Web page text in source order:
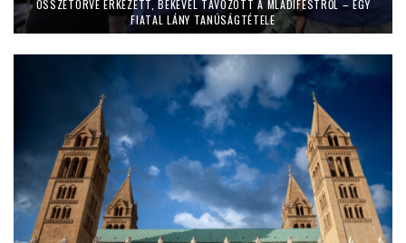
ÖSSZETÖRVE ÉRKEZETT, BÉKÉVEL TÁVOZOTT A MLADIFESTRŐL – EGY
FIATAL LÁNY TANÚSÁGTÉTELE